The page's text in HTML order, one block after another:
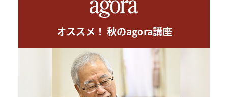
オススメ！ 秋のagora講座